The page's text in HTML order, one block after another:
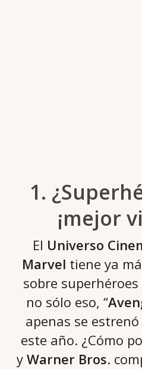
1.
¡mejor
El Universo
Marvel tiene ya
sobre
no sólo eso, “
apenas se
este año. ¿Cómo
y Warner Bros.